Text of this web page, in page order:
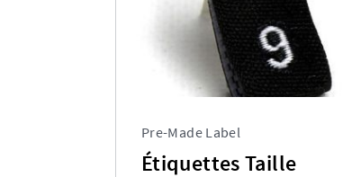
Pre-Made Label
Étiquettes Taille